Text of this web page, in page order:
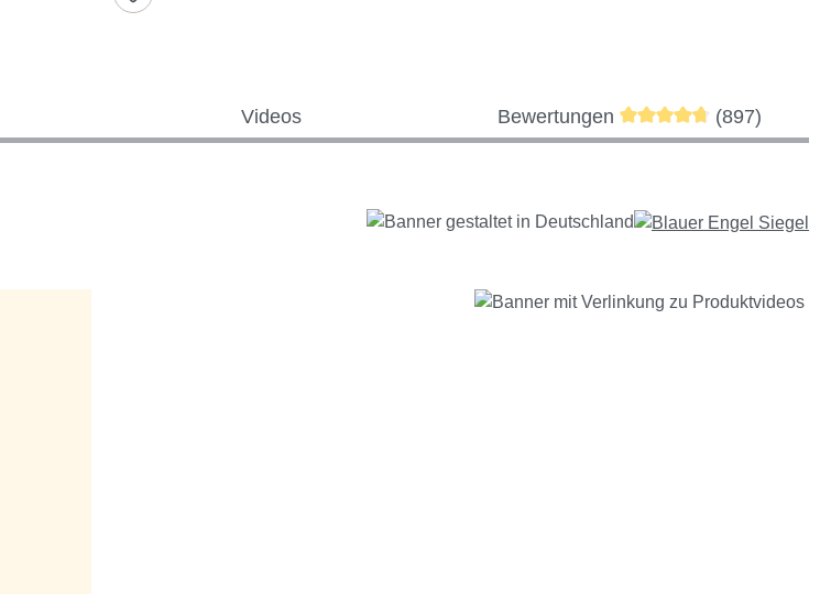
Videos Bewertungen Durchschnittliche
(897)